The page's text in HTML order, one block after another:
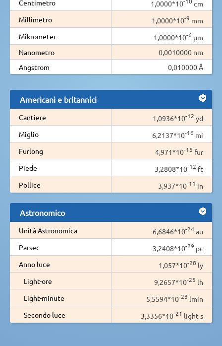
Centimetro 1,0000*10
cm
Millimetro
1,0000*10-9 mm
Mikrometer
1,0000*10-6 µm
Nanometro
0,0010000 nm
Angstrom
0,010000 Å
Americani e britannici
Cantiere 1,0936*10-12 yd
Miglio
6,2137*10-16 mi
Furlong
4,971*10-15 fur
Piede
3,2808*10-12 ft
Pollice
3,937*10-11 in
Astronomico
Unità Astronomica 6,6846*10-24au
Parsec
3,2408*10-29 pc
Anno luce
1,057*10-28 ly
Light-ore
9,2657*10-25 lh
Light-minute
5,5594*10-23 lmin
Secondo luce
3,3356*10-21 light s